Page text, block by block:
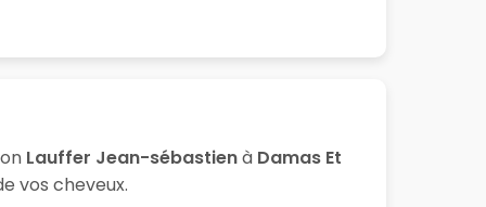
Lauffer Jean-sébastienà Damas Et
vos cheveux.